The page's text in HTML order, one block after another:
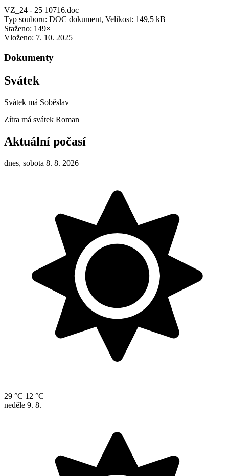
VZ_24 - 25 10716.doc
Typ souboru: DOC dokument, Velikost: 149,5 kB
Staženo: 149×
Vloženo: 7. 10. 2025
Dokumenty
Svátek
Svátek má Soběslav
Zítra má svátek Roman
Aktuální počasí
dnes, sobota 8. 8. 2026
29 °C 12 °C
neděle 9. 8.